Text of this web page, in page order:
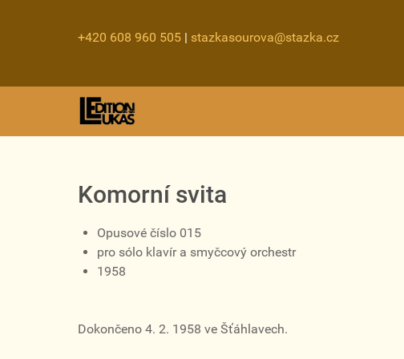
+420 608 960 505 | stazkasourova@stazka.cz
Komorní svita
Opusové číslo 015
pro sólo klavír a smyčcový orchestr
1958
Dokončeno 4. 2. 1958 ve Šťáhlavech.